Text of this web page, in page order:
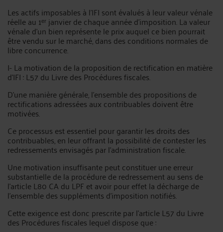
Les actifs imposables à l’IFI sont évalués à leur valeur vénale
réelle au 1ᵉʳ janvier de chaque année d’imposition. La valeur
vénale d’un bien représente le prix auquel ce bien pourrait
être vendu sur le marché, dans des conditions normales de
libre concurrence.
I- La motivation de la proposition de rectification en matière
d’IFI : L57 du Livre des Procédures fiscales.
D’une manière générale, l’ensemble des propositions de
rectifications adressées aux contribuables doivent être
motivées.
Ce processus est essentiel pour garantir les droits des
contribuables, en leur offrant la possibilité de contester les
redressements envisagés par l’administration fiscale.
Une motivation insuffisante peut constituer une erreur
substantielle de la procédure de redressement au sens de
l’article L80 CA du LPF et avoir pour effet la décharge de
l’ensemble des suppléments d’imposition notifiés.
Cette exigence est donc prescrite par l’article L57 du Livre
des Procédures fiscales lequel dispose que :